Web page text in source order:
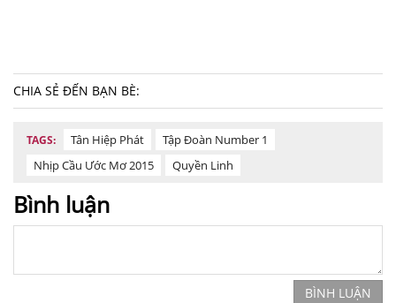
CHIA SẺ ĐẾN BẠN BÈ:
TAGS: Tân Hiệp Phát
Tập Đoàn Number 1
Nhịp Cầu Ước Mơ 2015
Quyền Linh
Bình luận
BÌNH LUẬN